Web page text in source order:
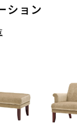
ション